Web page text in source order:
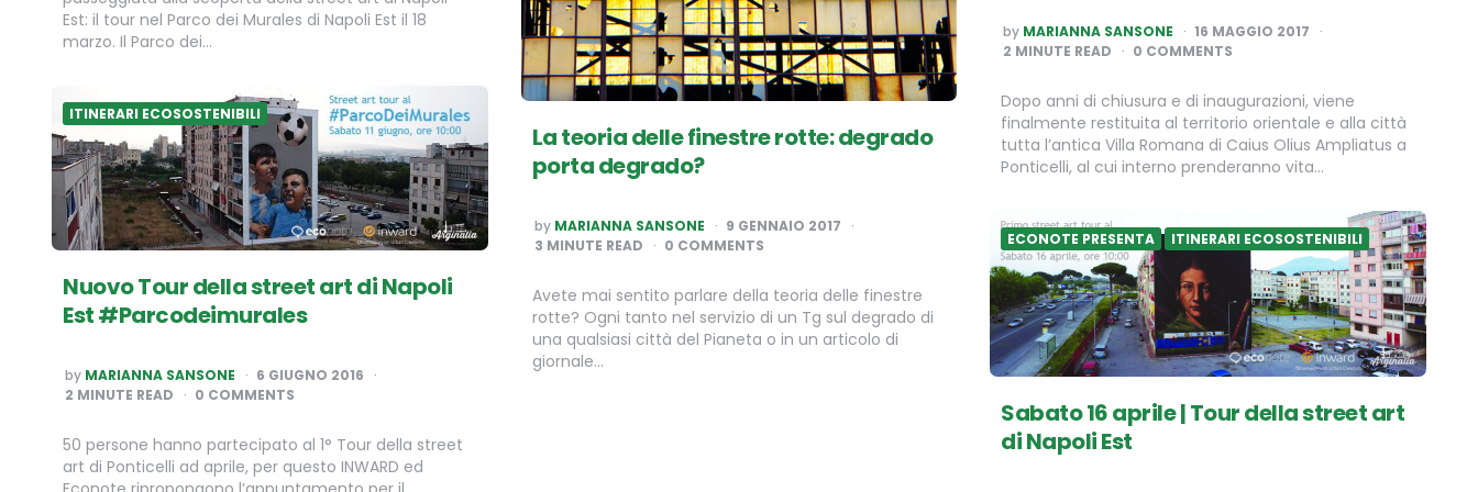
POSTED
BY
by MARIANNA SANSONE
16 MAGGIO 2017
2 MINUTE READ 0 COMMENTS
Dopo anni di chiusura e di inaugurazioni, viene
finalmente restituita al territorio orientale e alla città
tutta l’antica Villa Romana di Caius Olius Ampliatus a
Ponticelli, al cui interno prenderanno vita…
Est: il tour nel Parco dei Murales di Napoli Est il 18
marzo. Il Parco dei…
La teoria delle finestre rotte: degrado
porta degrado?
POSTED
BY
by MARIANNA SANSONE
9 GENNAIO 2017
3 MINUTE READ 0 COMMENTS
Avete mai sentito parlare della teoria delle finestre
rotte? Ogni tanto nel servizio di un Tg sul degrado di
una qualsiasi città del Pianeta o in un articolo di
giornale…
ITINERARI ECOSOSTENIBILI
Nuovo Tour della street art di Napoli
Est #Parcodeimurales
POSTED
BY
by MARIANNA SANSONE
6 GIUGNO 2016
2 MINUTE READ 0 COMMENTS
50 persone hanno partecipato al 1° Tour della street
art di Ponticelli ad aprile, per questo INWARD ed
ECONOTE PRESENTA ITINERARI ECOSOSTENIBILI
Sabato 16 aprile | Tour della street art
di Napoli Est